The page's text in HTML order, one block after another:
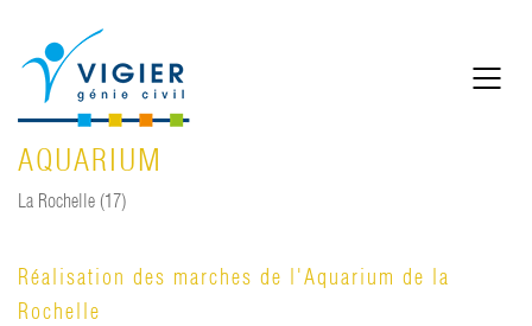
AQUARIUM
La Rochelle (17)
Réalisation des marches de l'Aquarium de la
Rochelle